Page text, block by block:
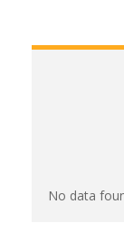
No data